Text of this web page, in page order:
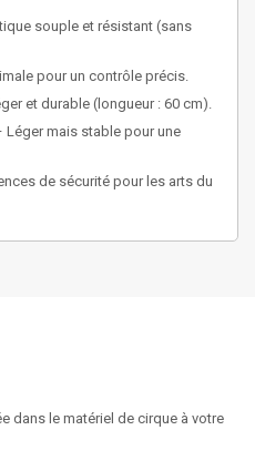
souple et résistant (sans
pour un contrôle précis.
et durable (longueur : 60 cm).
Léger mais stable pour une
de sécurité pour les arts du
dans le matériel de cirque à votre